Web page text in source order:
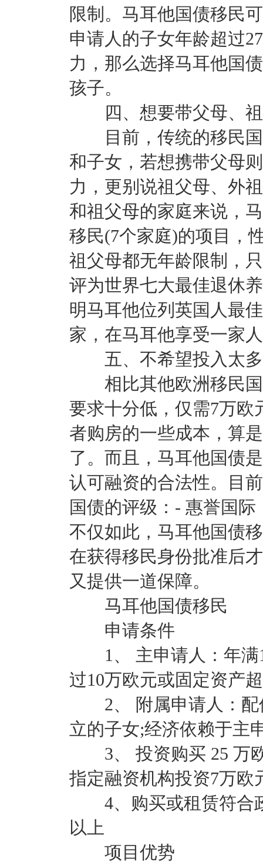
限制。马耳他国债移民
申请人的子女年龄超过
力，那么选择马耳他国
孩子。
四、想要带父母、祖
目前，传统的移民国
和子女，若想携带父母
力，更别说祖父母、外
和祖父母的家庭来说，
移民(7个家庭)的项目，
祖父母都无年龄限制，
评为世界七大最佳退休
明马耳他位列英国人最
家，在马耳他享受一家
五、不希望投入太多
相比其他欧洲移民
要求十分低，仅需7万欧
者购房的一些成本，算
了。而且，马耳他国债
认可融资的合法性。目
国债的评级：- 惠誉国
不仅如此，马耳他国债
在获得移民身份批准后
又提供一道保障。
马耳他国债移民
申请条件
1、 主申请人：年满
过10万欧元或固定资产
2、 附属申请人：配
立的子女;经济依赖于主
3、 投资购买 25 万
指定融资机构投资7万欧
4、购买或租赁符合
以上
项目优势